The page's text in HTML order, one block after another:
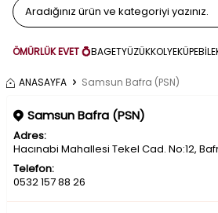
ÖMÜRLÜK EVET 💍BAGETYÜZÜKKOLYEKÜPE
ANASAYFA Samsun Bafra (PSN)
Samsun Bafra (PSN)
Adres:
Hacınabi Mahallesi Tekel Cad. No:12,
Telefon:
0532 157 88 26